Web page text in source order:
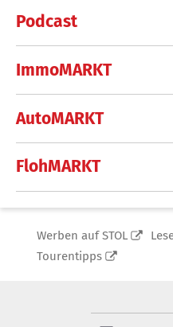
Podcast
ImmoMARKT
AutoMARKT
FlohMARKT
Werben auf STOL
Tourentipps